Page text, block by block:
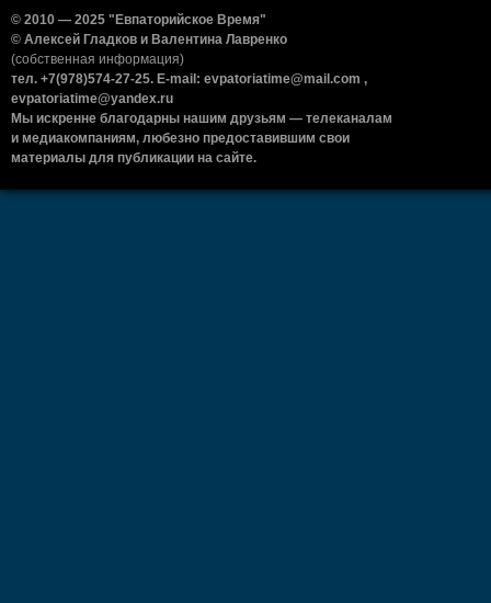
© 2010 — 2025 "Евпаторийское Время"
© Алексей Гладков и Валентина Лавренко
(собственная информация)
тел. +7(978)574-27-25. E-mail: evpatoriatime@mail.com ,
evpatoriatime@yandex.ru
Мы искренне благодарны нашим друзьям — телеканалам
и медиакомпаниям, любезно предоставившим свои
материалы для публикации на сайте.